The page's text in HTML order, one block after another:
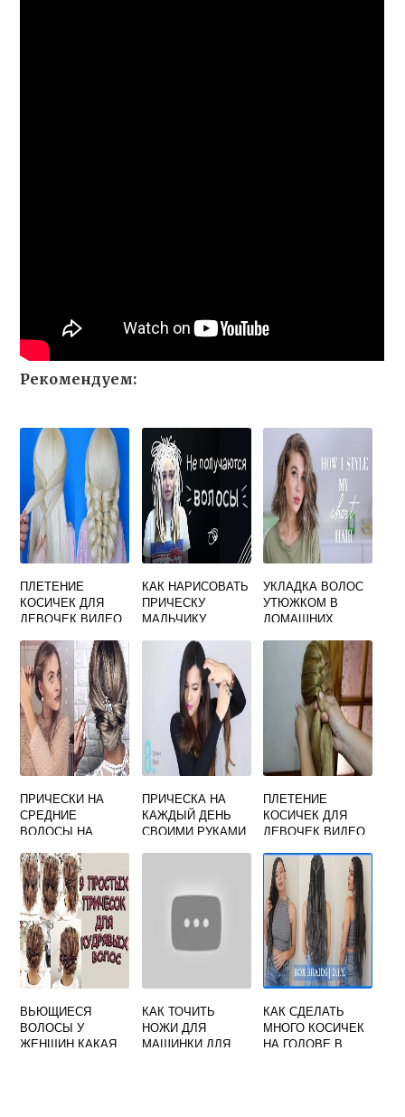
Рекомендуем:
ПЛЕТЕНИЕ
КОСИЧЕК ДЛЯ
ДЕВОЧЕК ВИДЕО
НАЧИНАЮЩИХ НА
КАЖДЫЙ ДЕНЬ
КАК НАРИСОВАТЬ
ПРИЧЕСКУ
МАЛЬЧИКУ
УКЛАДКА ВОЛОС
УТЮЖКОМ В
ДОМАШНИХ
ПРИЧЕСКИ НА
СРЕДНИЕ
ВОЛОСЫ НА
ДОМАШНИХ
УСЛОВИЯХ
ПРИЧЕСКА НА
КАЖДЫЙ ДЕНЬ
СВОИМИ РУКАМИ
ПЛЕТЕНИЕ
КОСИЧЕК ДЛЯ
ДЕВОЧЕК ВИДЕО
НАЧИНАЮЩИХ
ВЬЮЩИЕСЯ
ВОЛОСЫ У
ЖЕНЩИН КАКАЯ
КАК ТОЧИТЬ
НОЖИ ДЛЯ
МАШИНКИ ДЛЯ
КАК СДЕЛАТЬ
МНОГО КОСИЧЕК
НА ГОЛОВЕ В